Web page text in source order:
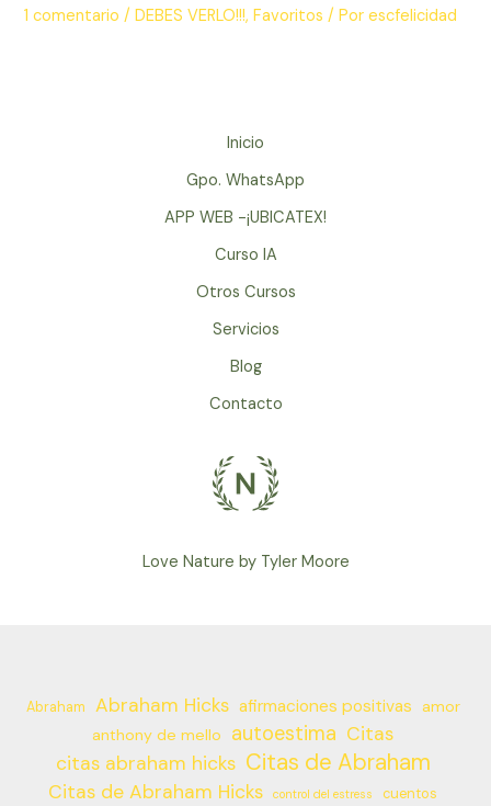
1 comentario /DEBES VERLO!!!,Favoritos / Porescfelicidad
Inicio
Gpo. WhatsApp
APP WEB -¡UBICATEX!
Curso IA
Otros Cursos
Servicios
Blog
Contacto
Love Nature by Tyler Moore
Abraham Abraham Hicks afirmaciones positivas
amor
anthony de mello
autoestima Citas
citas abraham hicks Citas de Abraham
Citas de Abraham Hicks control del estress cuentos